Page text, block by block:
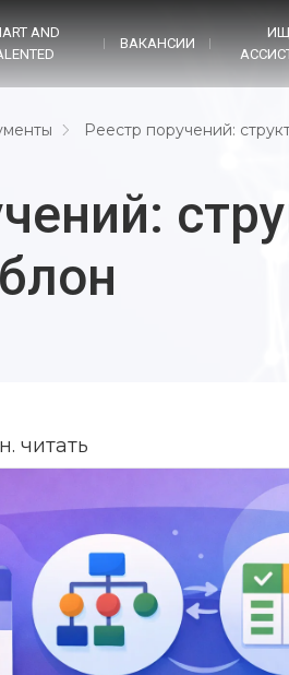
AND
ВАКАНСИИ
Реестр поручений:
читать